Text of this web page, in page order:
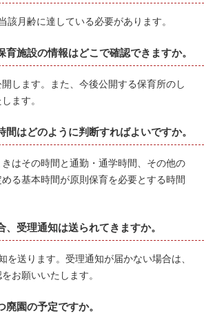
月齢に達している必要があります。
育施設の情報はどこで確認できますか。
します。また、今後公開する保育所のし
ます。
間はどのように判断すればよいですか。
はその時間と通勤・通学時間、その他の
る基本時間が原則保育を必要とする時間
受理通知は送られてきますか。
送ります。受理通知が届かない場合は、
お願いいたします。
園の予定ですか。